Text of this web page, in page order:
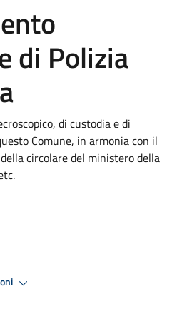
di Polizia
di custodia e di
Comune, in armonia con il
circolare del ministero della